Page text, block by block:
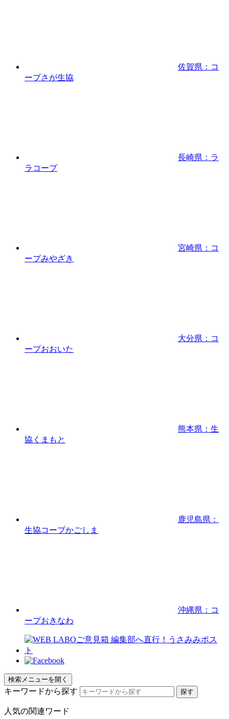
佐賀県：コ
ープさが生協
長崎県：ラ
ラコープ
宮崎県：コ
ープみやざき
大分県：コ
ープおおいた
熊本県：生
協くまもと
鹿児島県：
生協コープかごしま
沖縄県：コ
ープおきなわ
検索メニューを開く
キーワードから探す
人気の関連ワード